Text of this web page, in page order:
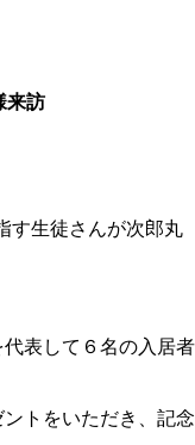
来訪
す生徒さんが次郎丸
表して６名の入居者
トをいただき、記念